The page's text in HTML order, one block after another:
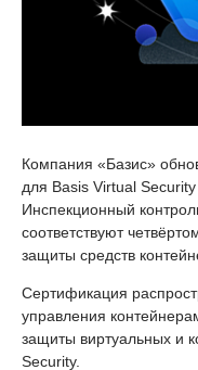
Компания «Базис»
для Basis Virtual
Инспекционный
соответствуют
защиты средств
Сертификация
управления
защиты виртуальных и
Security.